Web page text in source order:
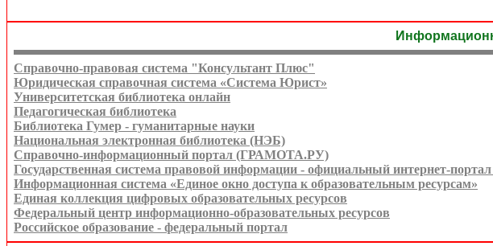
Справочно-правовая система "Консультант Плюс"
Юридическая справочная система «Система Юрист»
Университетская библиотека онлайн
Педагогическая библиотека
Библиотека Гумер - гуманитарные науки
Национальная электронная библиотека (НЭБ)
Справочно-информационный портал (ГРАМОТА.РУ)
Государственная система правовой информации - официальный интернет-
Информационная система «Единое окно доступа к образовательным ресурсам»
Единая коллекция цифровых образовательных ресурсов
Федеральный центр информационно-образовательных ресурсов
Российское образование - федеральный портал